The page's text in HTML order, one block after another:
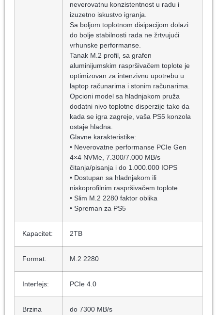
neverovatnu konzistentnost u radu i
izuzetno iskustvo igranja.
Sa boljom toplotnom disipacijom dolazi
do bolje stabilnosti rada ne žrtvujući
vrhunske performanse.
Tanak M.2 profil, sa grafen
aluminijumskim raspršivačem toplote je
optimizovan za intenzivnu upotrebu u
laptop računarima i stonim računarima.
Opcioni model sa hladnjakom pruža
dodatni nivo toplotne disperzije tako da
kada se igra zagreje, vaša PS5 konzola
ostaje hladna.
Glavne karakteristike:
• Neverovatne performanse PCIe Gen
4×4 NVMe, 7.300/7.000 MB/s
čitanja/pisanja i do 1.000.000 IOPS
• Dostupan sa hladnjakom ili
niskoprofilnim raspršivačem toplote
• Slim M.2 2280 faktor oblika
• Spreman za PS5
Kapacitet: 2TB
Format: M.2 2280
Interfejs: PCIe 4.0
Brzina
do 7300 MB/s